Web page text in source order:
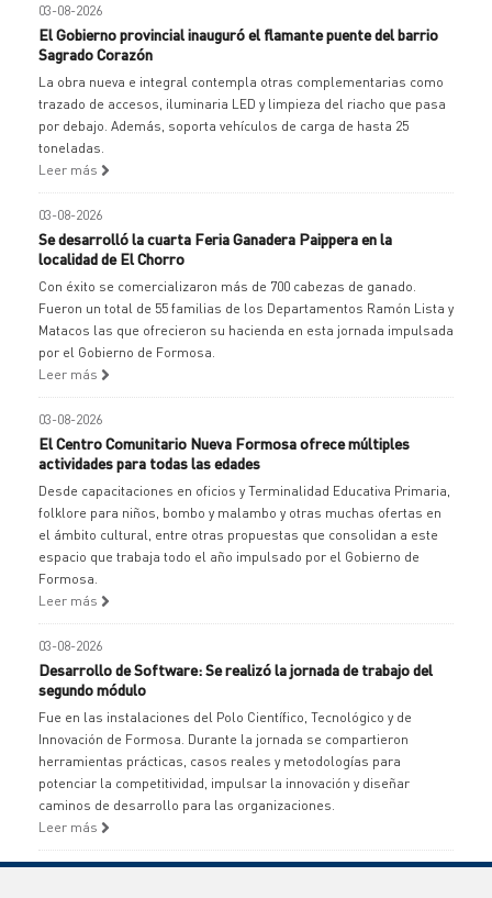
03-08-2026
El Gobierno provincial inauguró el flamante puente del barrio
Sagrado Corazón
La obra nueva e integral contempla otras complementarias como
trazado de accesos, iluminaria LED y limpieza del riacho que pasa
por debajo. Además, soporta vehículos de carga de hasta 25
toneladas.
Leer más
03-08-2026
Se desarrolló la cuarta Feria Ganadera Paippera en la
localidad de El Chorro
Con éxito se comercializaron más de 700 cabezas de ganado.
Fueron un total de 55 familias de los Departamentos Ramón Lista y
Matacos las que ofrecieron su hacienda en esta jornada impulsada
por el Gobierno de Formosa.
Leer más
03-08-2026
El Centro Comunitario Nueva Formosa ofrece múltiples
actividades para todas las edades
Desde capacitaciones en oficios y Terminalidad Educativa Primaria,
folklore para niños, bombo y malambo y otras muchas ofertas en
el ámbito cultural, entre otras propuestas que consolidan a este
espacio que trabaja todo el año impulsado por el Gobierno de
Formosa.
Leer más
03-08-2026
Desarrollo de Software: Se realizó la jornada de trabajo del
segundo módulo
Fue en las instalaciones del Polo Científico, Tecnológico y de
Innovación de Formosa. Durante la jornada se compartieron
herramientas prácticas, casos reales y metodologías para
potenciar la competitividad, impulsar la innovación y diseñar
caminos de desarrollo para las organizaciones.
Leer más